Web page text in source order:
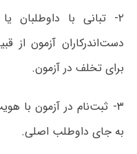
۲- تبانی با داوطلبان
دست‌اندرکاران آزمون از
برای تخلف در آزمون.
۳- ثبت‌نام در آزمون با
به جای داوطلب اصلی.